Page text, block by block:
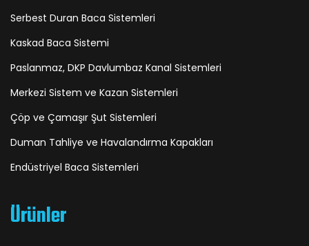
Serbest Duran Baca Sistemleri
Kaskad Baca Sistemi
Paslanmaz, DKP Davlumbaz Kanal Sistemleri
Merkezi Sistem ve Kazan Sistemleri
Çöp ve Çamaşır Şut Sistemleri
Duman Tahliye ve Havalandırma Kapakları
Endüstriyel Baca Sistemleri
Ürünler